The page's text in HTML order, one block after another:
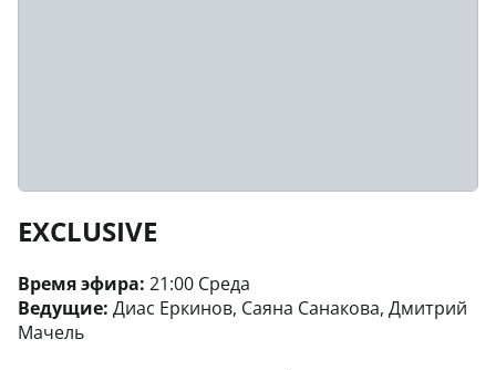
EXCLUSIVE
Время эфира: 21:00 Среда
Ведущие: Диас Еркинов, Саяна Санакова, Дмитрий
Мачель